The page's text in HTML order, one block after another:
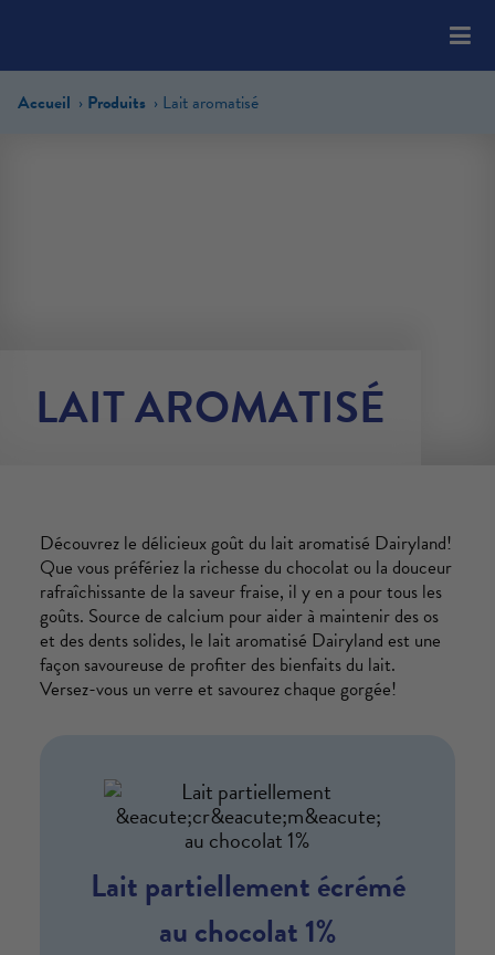
includes
Accueil Produits Lait aromatisé
LAIT AROMATISÉ
Découvrez le délicieux goût du lait aromatisé Dairyland!
Que vous préfériez la richesse du chocolat ou la douceur
rafraîchissante de la saveur fraise, il y en a pour tous les
goûts. Source de calcium pour aider à maintenir des os
et des dents solides, le lait aromatisé Dairyland est une
façon savoureuse de profiter des bienfaits du lait.
Versez-vous un verre et savourez chaque gorgée!
Lait partiellement écrémé
au chocolat 1%